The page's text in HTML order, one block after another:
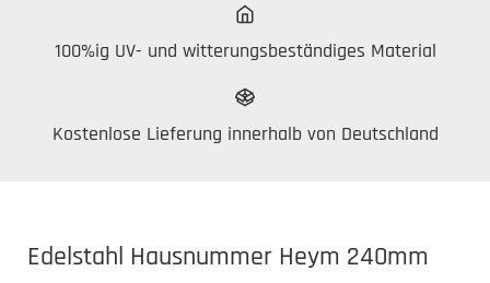
100%ig UV- und witterungsbeständiges Material
Kostenlose Lieferung innerhalb von Deutschland
Edelstahl Hausnummer Heym 240mm